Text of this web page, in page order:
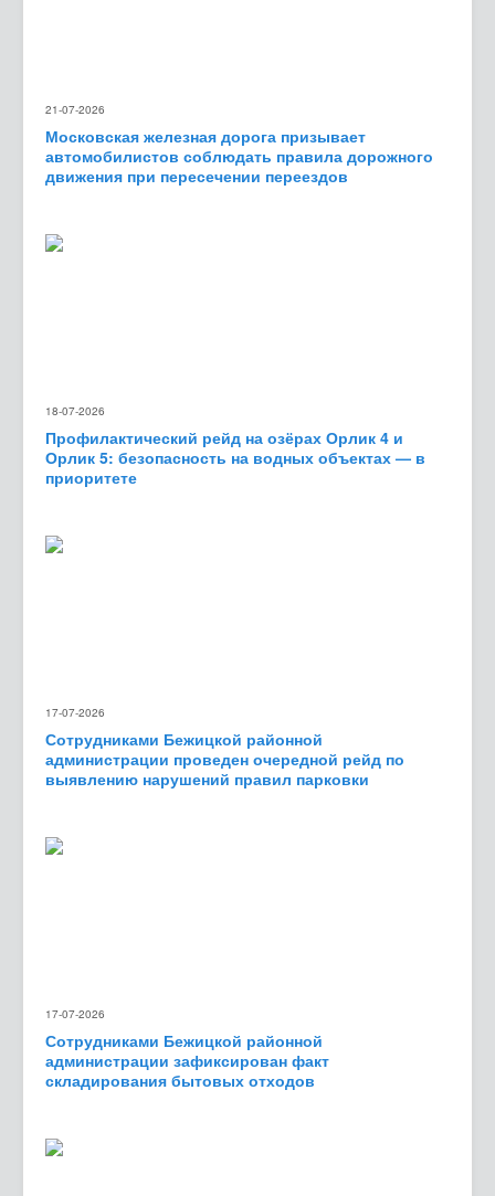
21-07-2026
Московская железная дорога призывает
автомобилистов соблюдать правила дорожного
движения при пересечении переездов
18-07-2026
Профилактический рейд на озёрах Орлик 4 и
Орлик 5: безопасность на водных объектах — в
приоритете
17-07-2026
Сотрудниками Бежицкой районной
администрации проведен очередной рейд по
выявлению нарушений правил парковки
17-07-2026
Сотрудниками Бежицкой районной
администрации зафиксирован факт
складирования бытовых отходов